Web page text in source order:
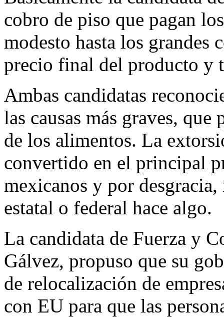
cobro de piso que pagan
modesto hasta los grandes
precio final del producto y
Ambas candidatas
las causas más graves,
de los alimentos. La
convertido en el principal
mexicanos y por
estatal o federal hace algo.
La candidata de Fuerza y
Gálvez, propuso que su
de relocalización de
con EU para que las